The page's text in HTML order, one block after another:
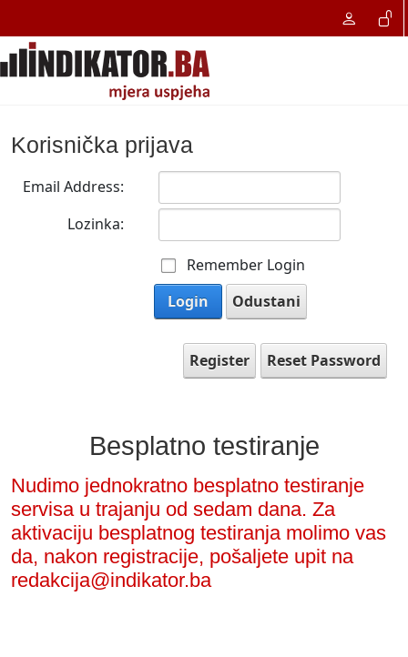
Korisnička prijava
Email Address:
Lozinka:
Remember Login
Login
Odustani
Register Reset Password
Besplatno testiranje
Nudimo jednokratno besplatno testiranje
servisa u trajanju od sedam dana. Za
aktivaciju besplatnog testiranja molimo vas
da, nakon registracije, pošaljete upit na
redakcija@indikator.ba